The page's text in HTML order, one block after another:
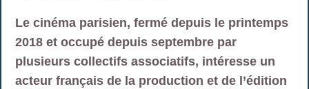
Le cinéma parisien, fermé depuis le printemps
2018 et occupé depuis septembre par
plusieurs collectifs associatifs, intéresse un
acteur français de la production et de l’édition